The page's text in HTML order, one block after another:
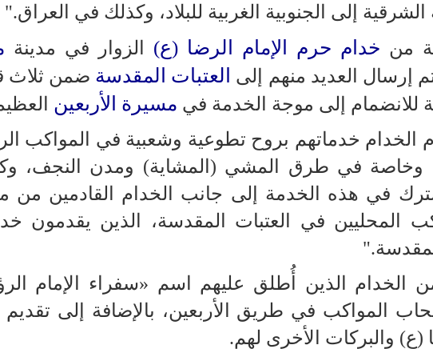
إلى الجنوبية الغربية للبلاد، وكذلك في العراق."
من خدام حرم الإمام الرضا (ع) الزوار في مدينة
إرسال العديد منهم إلى العتبات المقدسة ضمن ثلاث
إلى موجة الخدمة في مسيرة الأربعين
الخدام خدماتهم بروح تطوعية وشعبية في المواكب
وخاصة في طرق المشي (المشاية) ومدن النجف،
في هذه الخدمة إلى جانب الخدام القادمين من
المحليين في العتبات المقدسة، الذين يقدمون
الخدام الذين أُطلق عليهم اسم «سفراء الإمام
المواكب في طريق الأربعين، بالإضافة إلى تقديم
(ع) والبركات الأخرى لهم.